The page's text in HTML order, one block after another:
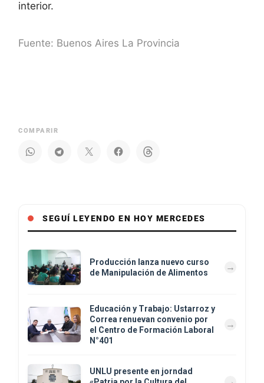
interior.
Fuente: Buenos Aires La Provincia
COMPARIR
SEGUÍ LEYENDO EN HOY MERCEDES
Producción lanza nuevo curso
de Manipulación de Alimentos
Educación y Trabajo: Ustarroz y
Correa renuevan convenio por
el Centro de Formación Laboral
N°401
UNLU presente en jorndad